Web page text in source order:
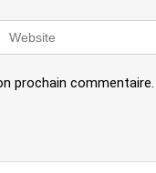
prochain commentaire.